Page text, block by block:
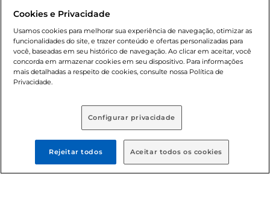
o e-commerce e válidos durante o dia de hoje, podendo
sofrer alterações sem prévia notificação. Proibida a venda
de bebidas alcoólicas para menores de 18 anos, conforme
Lei n.º 8069/90, art. 81, inciso II (Estatuto da Criança e do
Adolescente). Preços e condições exclusivos para o
www.bretas.com.br
© 2025 Copyright. Todos os direitos
reservados Bretas.
Cookies e Privacidade
Usamos cookies para melhorar sua experiência de navegação, otimizar as
funcionalidades do site, e trazer conteúdo e ofertas personalizadas para
você, baseadas em seu histórico de navegação. Ao clicar em aceitar, você
concorda em armazenar cookies em seu dispositivo. Para informações
mais detalhadas a respeito de cookies, consulte nossa Política de
Privacidade.
Configurar privacidade
Rejeitar todos Aceitar todos os cookies